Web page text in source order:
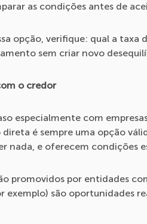
as condições antes de
opção, verifique: qual a taxa
sem criar novo
o credor
especialmente com
é sempre uma opção
nada, e oferecem condições
promovidos por entidades
exemplo) são oportunidades